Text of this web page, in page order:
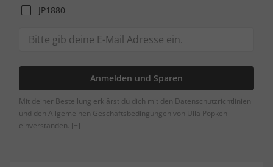
JP1880
Anmelden und Sparen
Mit deiner Bestellung erklärst du dich mit den Datenschutzrichtlinien
und den Allgemeinen Geschäftsbedingungen von Ulla Popken
einverstanden. [+]